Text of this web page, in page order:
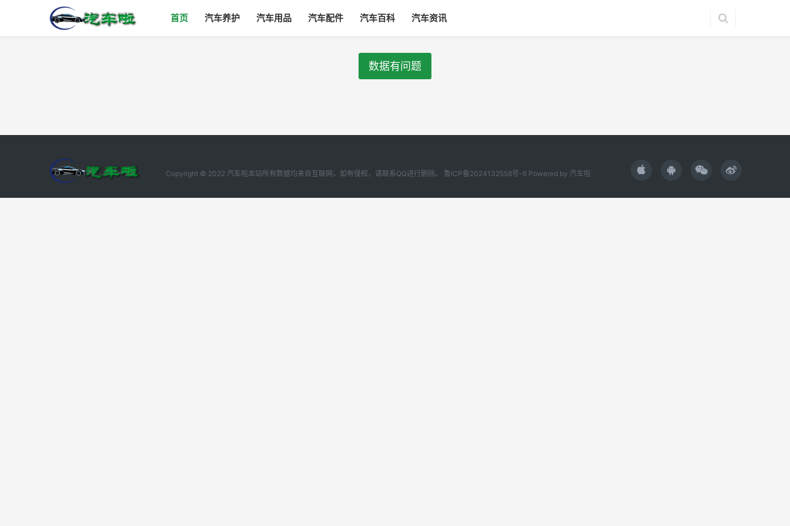
首页 汽车养护 汽车用品 汽车配件 汽车百科 汽车资讯
数据有问题
Copyright © 2022 汽车啦本站所有数据均来自互联网，如有侵权，请联系QQ进行删除。 鲁ICP备2024132558号-6 Powered by 汽车啦